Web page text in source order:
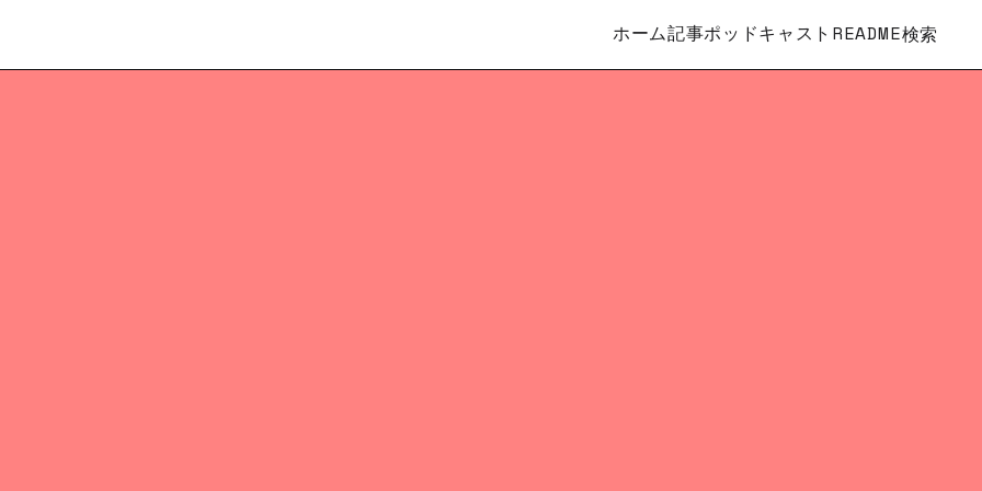
ホーム記事ポッドキャスト README検索